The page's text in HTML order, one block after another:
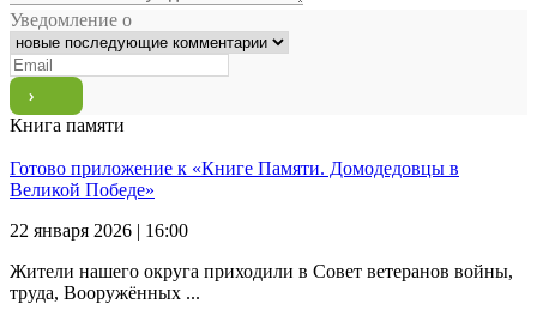
Уведомление о
Книга памяти
Готово приложение к «Книге Памяти. Домодедовцы в
Великой Победе»
22 января 2026 | 16:00
Жители нашего округа приходили в Совет ветеранов войны,
труда, Вооружённых ...